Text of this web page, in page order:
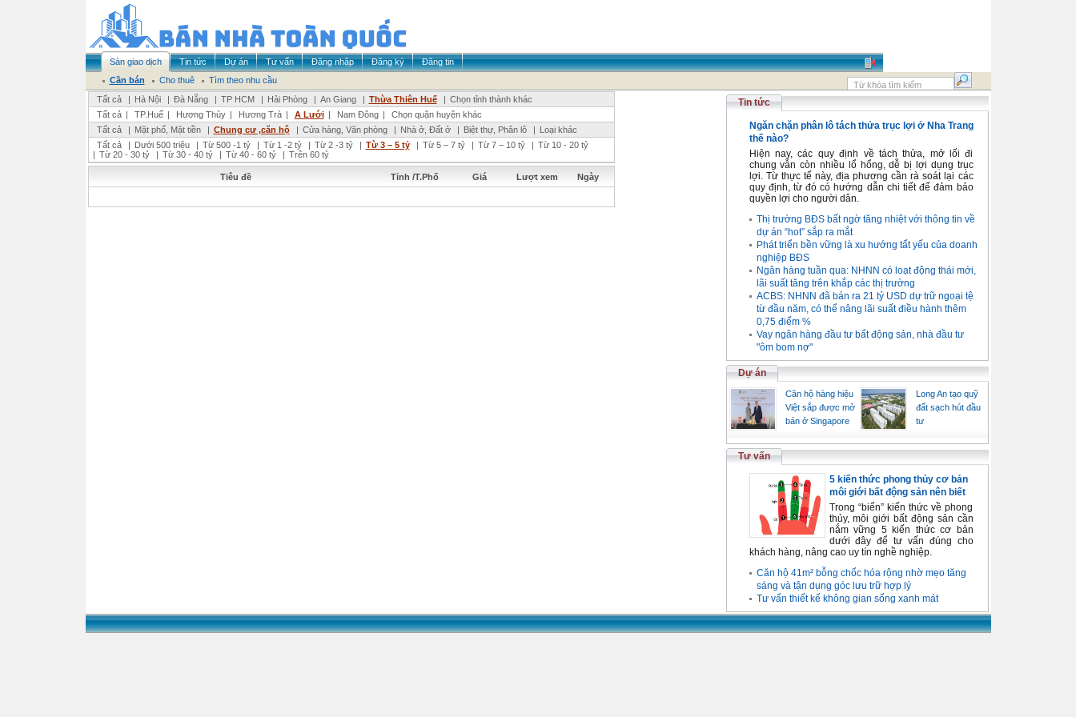
Sàn giao dịch Tin tức Dự án Tư vấn Đăng nhập Đăng ký
Đăng tin
Cần bán
Cho thuê
Tìm theo nhu cầu
Tất cả
| Hà Nội | Đà Nẵng | TP HCM | Hải Phòng | An Giang | Thừa Thiên Huế | Chọn tỉnh thành khác
Tất cả | TP.Huế | Hương Thủy | Hương Trà | A Lưới | Nam Đông |
Chọn quận huyện khác
Tất cả
| Mặt phố, Mặt tiền | Chung cư ,căn hộ | Cửa hàng, Văn phòng | Nhà ở, Đất ở | Biệt thự, Phân lô | Loại khác
Tất cả
| Dưới 500 triệu | Từ 500 -1 tỷ | Từ 1 -2 tỷ | Từ 2 -3 tỷ | Từ 3 – 5 tỷ | Từ 5 – 7 tỷ | Từ 7 – 10 tỷ | Từ 10 - 20 tỷ
| Từ 20 - 30 tỷ | Từ 30 - 40 tỷ | Từ 40 - 60 tỷ | Trên 60 tỷ
Tiêu đề Tỉnh /T.Phố Giá Lượt xem Ngày
Tin tức
Ngăn chặn phân lô tách thửa trục lợi ở Nha Trang
thế nào?
Hiện nay, các quy định về tách thửa, mở lối đi
chung vẫn còn nhiều lổ hổng, dễ bị lợi dụng trục
lợi. Từ thực tế này, địa phương cần rà soát lại các
quy định, từ đó có hướng dẫn chi tiết để đảm bảo
quyền lợi cho người dân.
Thị trường BĐS bất ngờ tăng nhiệt với thông tin về
dự án “hot” sắp ra mắt
Phát triển bền vững là xu hướng tất yếu của doanh
nghiệp BĐS
Ngân hàng tuần qua: NHNN có loạt động thái mới,
lãi suất tăng trên khắp các thị trường
ACBS: NHNN đã bán ra 21 tỷ USD dự trữ ngoại tệ
từ đầu năm, có thể nâng lãi suất điều hành thêm
0,75 điểm %
Vay ngân hàng đầu tư bất động sản, nhà đầu tư
"ôm bom nợ"
Dự án
Căn hộ hàng hiệu
Việt sắp được mở
bán ở Singapore
Long An tạo quỹ
đất sạch hút đầu
tư
Tư vấn
5 kiến thức phong thủy cơ bản
môi giới bất động sản nên biết
Trong “biển” kiến thức về phong
thủy, môi giới bất động sản cần
nắm vững 5 kiến thức cơ bản
dưới đây để tư vấn đúng cho
khách hàng, nâng cao uy tín nghề nghiệp.
Căn hộ 41m² bỗng chốc hóa rộng nhờ mẹo tăng
sáng và tận dụng góc lưu trữ hợp lý
Tư vấn thiết kế không gian sống xanh mát